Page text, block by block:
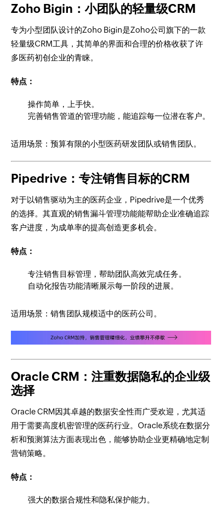
Zoho Bigin：小团队的轻量级CRM
专为小型团队设计的Zoho Bigin是Zoho公司旗下的一款
轻量级CRM工具，其简单的界面和合理的价格收获了许
多医药初创企业的青睐。
特点：
操作简单，上手快。
完善销售管道的管理功能，能追踪每一位潜在客户。
适用场景：预算有限的小型医药研发团队或销售团队。
Pipedrive：专注销售目标的CRM
对于以销售驱动为主的医药企业，Pipedrive是一个优秀
的选择。其直观的销售漏斗管理功能能帮助企业准确追踪
客户进度，为成单率的提高创造更多机会。
特点：
专注销售目标管理，帮助团队高效完成任务。
自动化报告功能清晰展示每一阶段的进展。
适用场景：销售团队规模适中的医药公司。
Oracle CRM：注重数据隐私的企业级
选择
Oracle CRM因其卓越的数据安全性而广受欢迎，尤其适
用于需要高度机密管理的医药行业。Oracle系统在数据分
析和预测算法方面表现出色，能够协助企业更精确地定制
营销策略。
特点：
强大的数据合规性和隐私保护能力。